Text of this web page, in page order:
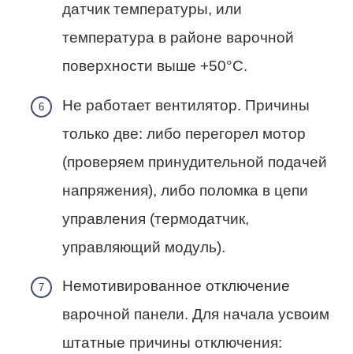
датчик температуры, или
температура в районе варочной
поверхности выше +50°C.
Не работает вентилятор. Причины
только две: либо перегорел мотор
(проверяем принудительной подачей
напряжения), либо поломка в цепи
управления (термодатчик,
управляющий модуль).
Немотивированное отключение
варочной панели. Для начала усвоим
штатные причины отключения: